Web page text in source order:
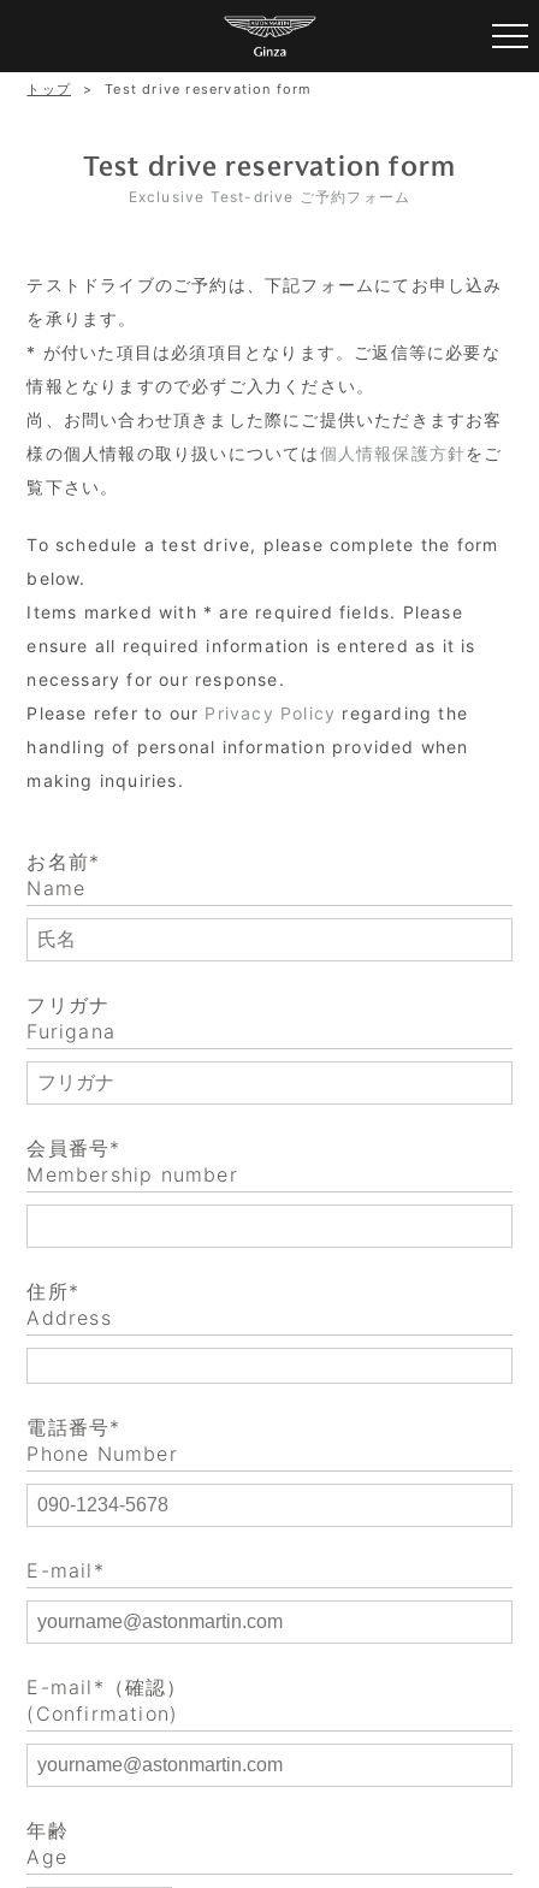
トップ Test drive reservation form
Test drive reservation form
Exclusive Test-drive ご予約フォーム
テストドライブのご予約は、下記フォームにてお申し込み
を承ります。
* が付いた項目は必須項目となります。ご返信等に必要な
情報となりますので必ずご入力ください。
尚、お問い合わせ頂きました際にご提供いただきますお客
様の個人情報の取り扱いについては個人情報保護方針をご
覧下さい。
To schedule a test drive, please complete the form
below.
Items marked with * are required fields. Please
ensure all required information is entered as it is
necessary for our response.
Please refer to our Privacy Policy regarding the
handling of personal information provided when
making inquiries.
お名前*
Name
フリガナ
Furigana
会員番号*
Membership number
住所*
Address
電話番号*
Phone Number
E-mail*
E-mail*（確認）
(Confirmation)
年齢
Age